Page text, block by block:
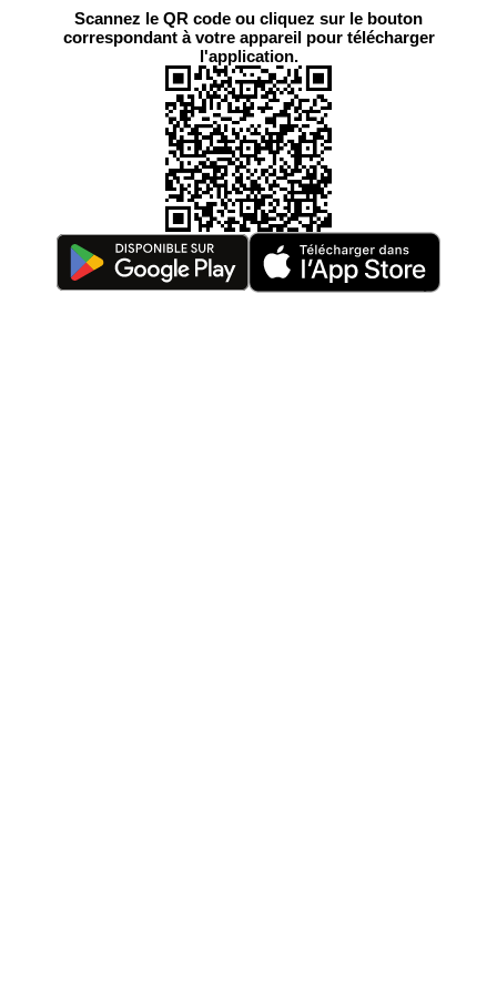
Scannez le QR code ou cliquez sur le bouton
correspondant à votre appareil pour télécharger
l'application.